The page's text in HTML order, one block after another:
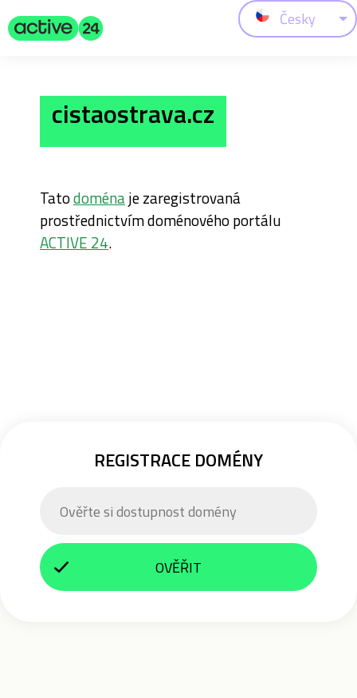
Česky
cistaostrava.cz
Tatodoménaje zaregistrovaná
prostřednictvím doménového portálu
ACTIVE 24.
REGISTRACE DOMÉNY
OVĚŘIT